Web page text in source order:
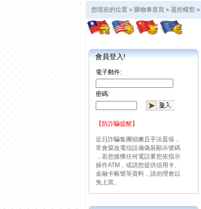
您現在的位置 » 購物車首頁 » 遥控模型 »
會員登入!
電子郵件:
密碼:
【防詐騙提醒】
近日詐騙集團猖獗且手法囂張，
常會竄改電信設備偽裝顯示號碼
，若您接獲任何電話要您依指示
操作ATM，或請您提供信用卡、
金融卡帳號等資料，請勿理會以
免上當。